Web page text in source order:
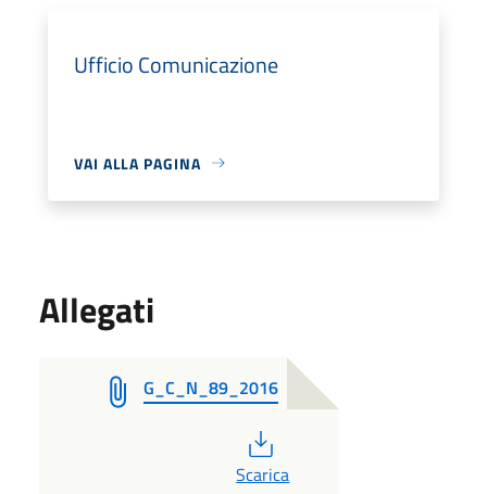
Ufficio Comunicazione
VAI ALLA PAGINA
Allegati
G_C_N_89_2016
Scarica